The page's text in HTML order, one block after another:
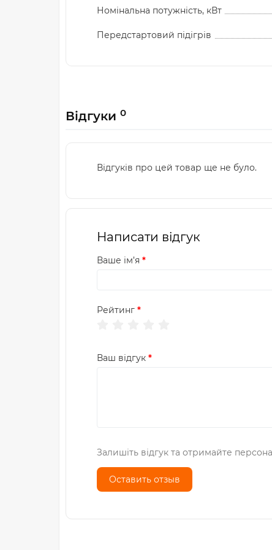
Номінальна потужність, кВт
Передстартовий підігрів
Відгуки 0
Відгуків про цей товар ще не було.
Написати відгук
Ваше ім’я
Рейтинг
Ваш відгук
Залишіть відгук та отримайте
Оставить отзыв